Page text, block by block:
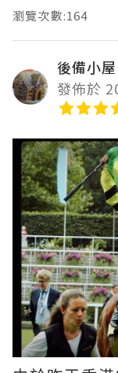
瀏覽次數:164
後備小屋
發佈於